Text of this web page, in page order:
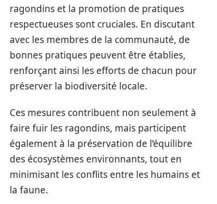
ragondins et la promotion de pratiques
respectueuses sont cruciales. En discutant
avec les membres de la communauté, de
bonnes pratiques peuvent être établies,
renforçant ainsi les efforts de chacun pour
préserver la biodiversité locale.
Ces mesures contribuent non seulement à
faire fuir les ragondins, mais participent
également à la préservation de l’équilibre
des écosystèmes environnants, tout en
minimisant les conflits entre les humains et
la faune.